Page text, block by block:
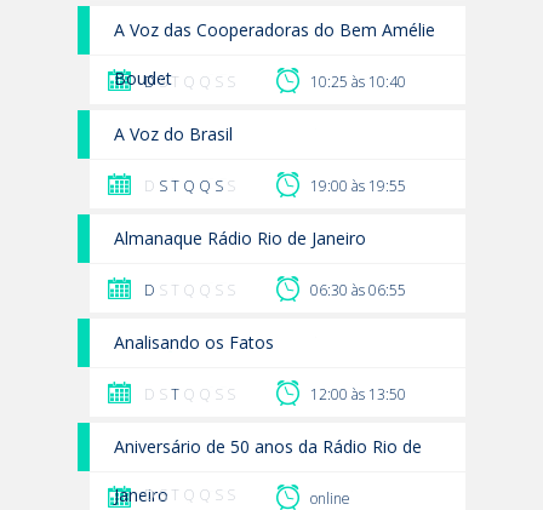
A Voz das Cooperadoras do Bem Amélie
Boudet
DS T Q Q S S 10:25 às 10:40
A Voz do Brasil
D ST Q Q S S 19:00 às 19:55
Almanaque Rádio Rio de Janeiro
D S T Q Q S S 06:30 às 06:55
Analisando os Fatos
D ST Q Q S S 12:00 às 13:50
Aniversário de 50 anos da Rádio Rio de
JaneiroD S T Q Q S S online